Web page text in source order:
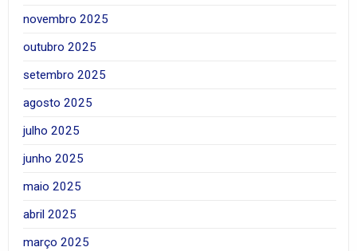
novembro 2025
outubro 2025
setembro 2025
agosto 2025
julho 2025
junho 2025
maio 2025
abril 2025
março 2025